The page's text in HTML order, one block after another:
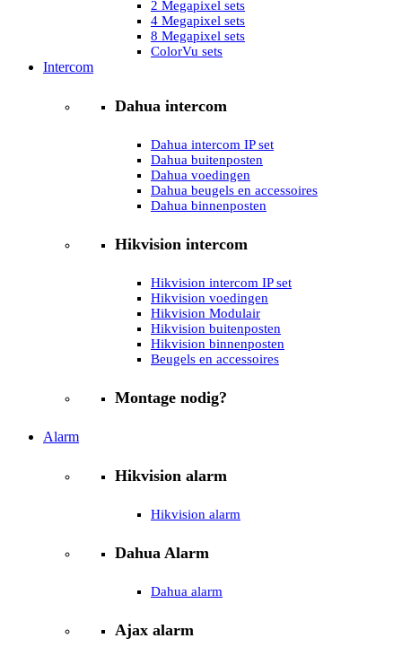
2 Megapixel sets
4 Megapixel sets
8 Megapixel sets
ColorVu sets
Intercom
Dahua intercom
Dahua intercom IP set
Dahua buitenposten
Dahua voedingen
Dahua beugels en accessoires
Dahua binnenposten
Hikvision intercom
Hikvision intercom IP set
Hikvision voedingen
Hikvision Modulair
Hikvision buitenposten
Hikvision binnenposten
Beugels en accessoires
Montage nodig?
Alarm
Hikvision alarm
Hikvision alarm
Dahua Alarm
Dahua alarm
Ajax alarm